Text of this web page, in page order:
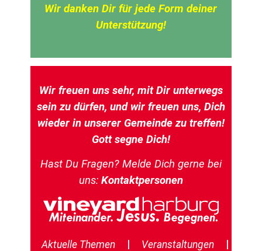
Wir danken Dir für jede Form deiner
Unterstützung!
Wir freuen uns sehr, mit Dir unterwegs
sein zu dürfen, und wir freuen uns, Dich
wieder in unserer Gemeinde zu treffen!
Gott segne Dich!
Hast Du Fragen? Melde Dich gerne bei
uns: Kontaktpersonen
Aktuelle Themen | Veranstaltungen |